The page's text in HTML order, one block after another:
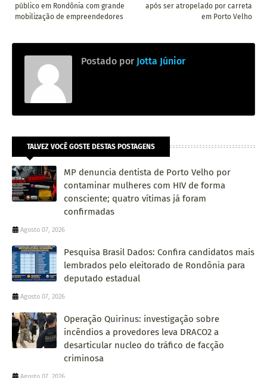
após ser atropelado por carreta
em Porto Velho
público em Rondônia com grande
mobilização de empreendedores
Postado por Jotta Júnior
TALVEZ VOCÊ GOSTE DESTAS POSTAGENS
MP denuncia dentista de Porto Velho por
contaminar mulheres com HIV de forma
consciente; quatro vítimas já foram
confirmadas
Agosto 07, 2026
Pesquisa Brasil Dados: Confira candidatos mais
lembrados pelo eleitorado de Rondônia para
deputado estadual
Agosto 07, 2026
Operação Quirinus: investigação sobre
incêndios a provedores leva DRACO2 a
desarticular nucleo do tráfico de facção
criminosa
Agosto 07, 2026